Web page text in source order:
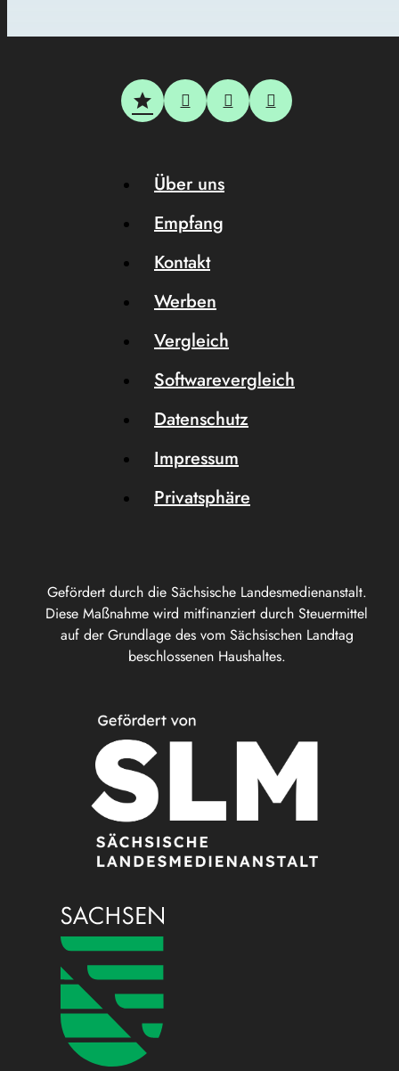
Gefördert durch die Sächsische Landesmedienanstalt.
Diese Maßnahme wird mitfinanziert durch Steuermittel
auf der Grundlage des vom Sächsischen Landtag
beschlossenen Haushaltes.
Über uns
Empfang
Kontakt
Werben
Vergleich
Softwarevergleich
Datenschutz
Impressum
Privatsphäre